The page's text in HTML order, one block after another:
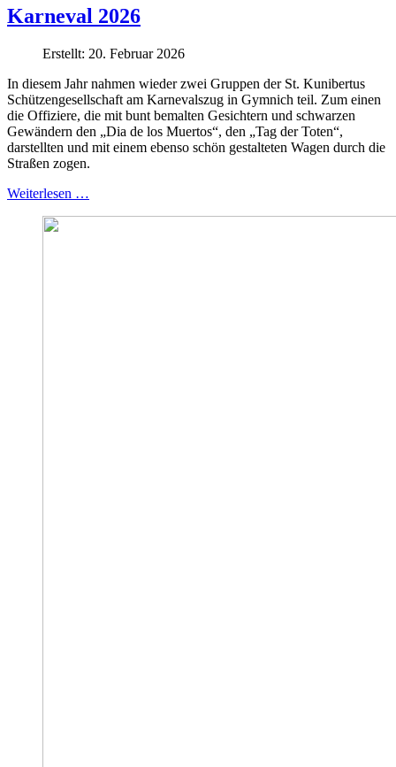
Karneval 2026
Erstellt: 20. Februar 2026
In diesem Jahr nahmen wieder zwei Gruppen der St. Kunibertus
Schützengesellschaft am Karnevalszug in Gymnich teil. Zum einen
die Offiziere, die mit bunt bemalten Gesichtern und schwarzen
Gewändern den „Dia de los Muertos“, den „Tag der Toten“,
darstellten und mit einem ebenso schön gestalteten Wagen durch die
Straßen zogen.
Weiterlesen …